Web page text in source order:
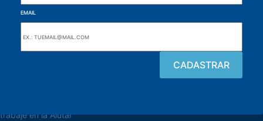
EMAIL
trabaje en la Alutal